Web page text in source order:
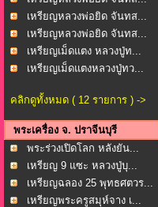
เหรียญหลวงพ่อยิด จันทส...
เหรียญหลวงพ่อยิด จันทส...
เหรียญเม็ดแตง หลวงปู่ท...
เหรียญเม็ดแตงหลวงปู่ทว...
คลิกดูทั้งหมด ( 12 รายการ ) ->
พระเครื่อง จ. ปราจีนบุรี
พระร่วงเปิดโลก หลังยัน...
เหรียญ 9 แซะ หลวงปู่บุ...
เหรียญฉลอง 25 พุทธศตวร...
เหรียญพระครูสมุห์จาง เ...